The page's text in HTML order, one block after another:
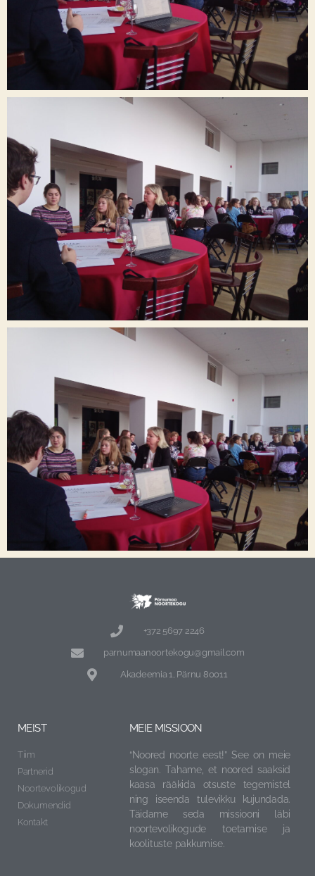
+372 5697 2246
parnumaanoortekogu@gmail.com
Akadeemia 1, Pärnu 80011
MEIST
Tiim
Partnerid
Noortevolikogud
Dokumendid
Kontakt
MEIE MISSIOON
“Noored noorte eest!” See on meie
slogan. Tahame, et noored saaksid
kaasa rääkida otsuste tegemistel
ning iseenda tulevikku kujundada.
Täidame seda missiooni läbi
noortevolikogude toetamise ja
koolituste pakkumise.